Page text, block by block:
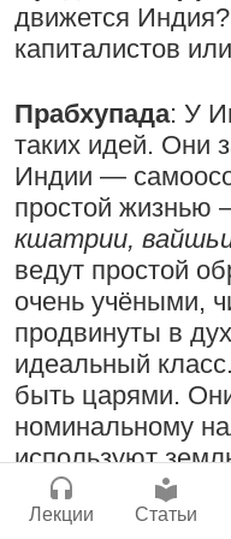
Поклоняться
исполняя его
Радхарани —
служений
Деятельность
существ
Мы теряем
Богу!
Богатство,
сундук
Где живет
Каков адрес
движется
капиталистов
Прабхупада: У
таких идей. Они
Индии —
простой жизнью
кшатрии,
ведут простой
очень учёными,
продвинуты в
идеальный
быть царями.
номинальному
используют
содержания
ткачеством,
Сайт
Инструкция
Лекции Статьи